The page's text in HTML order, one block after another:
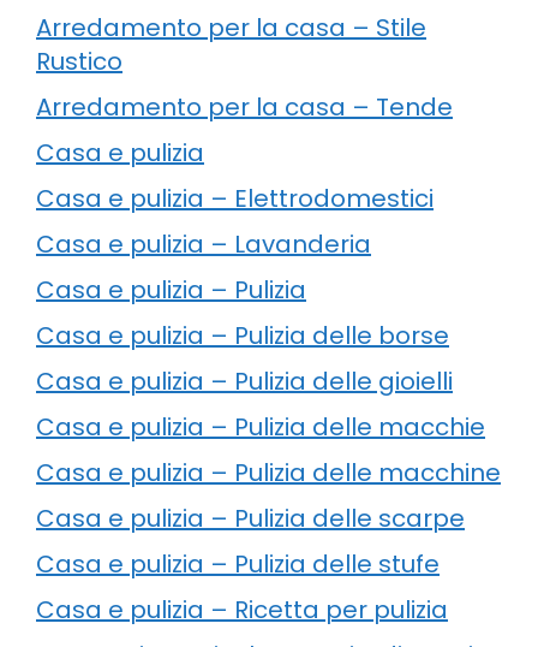
Arredamento per la casa – Stile
Rustico
Arredamento per la casa – Tende
Casa e pulizia
Casa e pulizia – Elettrodomestici
Casa e pulizia – Lavanderia
Casa e pulizia – Pulizia
Casa e pulizia – Pulizia delle borse
Casa e pulizia – Pulizia delle gioielli
Casa e pulizia – Pulizia delle macchie
Casa e pulizia – Pulizia delle macchine
Casa e pulizia – Pulizia delle scarpe
Casa e pulizia – Pulizia delle stufe
Casa e pulizia – Ricetta per pulizia